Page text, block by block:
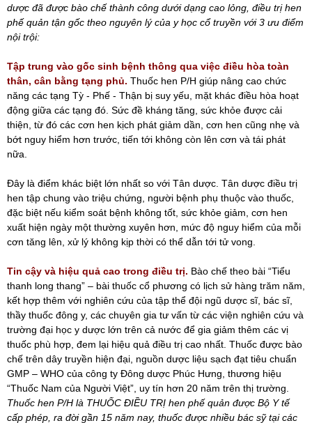
dược đã được bào chế thành công dưới dạng cao lỏng, điều trị hen
phế quản tận gốc theo nguyên lý của y học cổ truyền với 3 ưu điểm
nội trội:
Tập trung vào gốc sinh bệnh thông qua việc điều hòa toàn
thân, cân bằng tạng phủ. Thuốc hen P/H giúp nâng cao chức
năng các tạng Tỳ - Phế - Thận bị suy yếu, mặt khác điều hòa hoạt
động giữa các tạng đó. Sức đề kháng tăng, sức khỏe được cải
thiện, từ đó các cơn hen kịch phát giảm dần, cơn hen cũng nhẹ và
bớt nguy hiểm hơn trước, tiến tới không còn lên cơn và tái phát
nữa.
Đây là điểm khác biệt lớn nhất so với Tân dược. Tân dược điều trị
hen tập chung vào triệu chứng, người bệnh phụ thuộc vào thuốc,
đặc biệt nếu kiểm soát bệnh không tốt, sức khỏe giảm, cơn hen
xuất hiện ngày một thường xuyên hơn, mức độ nguy hiểm của mỗi
cơn tăng lên, xử lý không kịp thời có thể dẫn tới tử vong.
Tin cậy và hiệu quả cao trong điều trị. Bào chế theo bài “Tiểu
thanh long thang” – bài thuốc cổ phương có lịch sử hàng trăm năm,
kết hợp thêm với nghiên cứu của tập thể đội ngũ dược sĩ, bác sĩ,
thầy thuốc đông y, các chuyên gia tư vấn từ các viện nghiên cứu và
trường đại học y dược lớn trên cả nước để gia giảm thêm các vị
thuốc phù hợp, đem lại hiệu quả điều trị cao nhất. Thuốc được bào
chế trên dây truyền hiện đại, nguồn dược liệu sạch đạt tiêu chuẩn
GMP – WHO của công ty Đông dược Phúc Hưng, thương hiệu
“Thuốc Nam của Người Việt”, uy tín hơn 20 năm trên thị trường.
Thuốc hen P/H là THUỐC ĐIỀU TRỊ hen phế quản được Bộ Y tế
cấp phép, ra đời gần 15 năm nay, thuốc được nhiều bác sỹ tại các